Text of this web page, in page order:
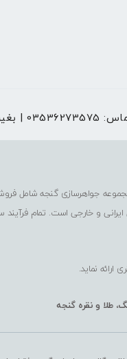
03536273575 | بغیر از ایام تعطیل - 9 الی 14 و 17 الی 21
و خارجی است. تمام
نماید.
طلا و نقره گنجه